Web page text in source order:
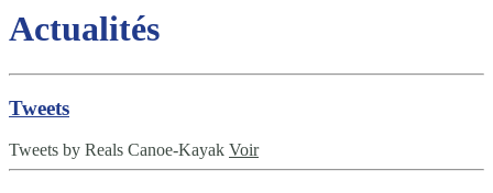
Actualités
Tweets
Tweets by Reals Canoe-Kayak Voir